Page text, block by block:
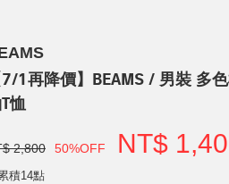
7/1再降價】BEAMS / 男裝 多
恤
2,800 50%OFF NT$
積14點